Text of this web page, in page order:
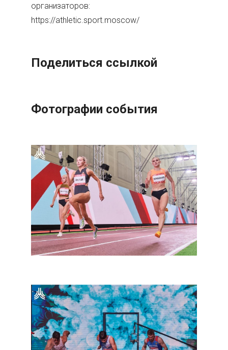
организаторов:
https://athletic.sport.moscow/
Поделиться ссылкой
Фотографии события